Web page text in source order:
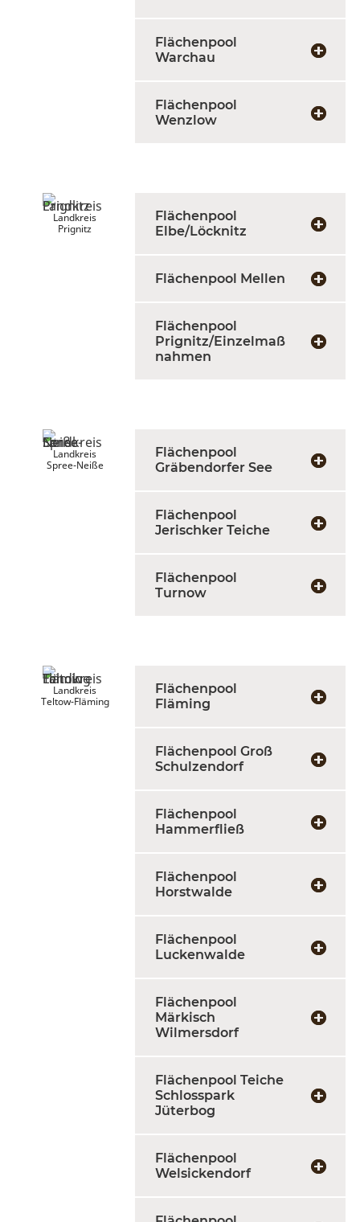
Flächenpool
Warchau
Flächenpool
Wenzlow
Landkreis
Prignitz
Flächenpool
Elbe/Löcknitz
Flächenpool Mellen
Flächenpool
Prignitz/Einzelmaß
nahmen
Landkreis
Spree-Neiße
Flächenpool
Gräbendorfer See
Flächenpool
Jerischker Teiche
Flächenpool
Turnow
Landkreis
Teltow-Fläming
Flächenpool
Fläming
Flächenpool Groß
Schulzendorf
Flächenpool
Hammerfließ
Flächenpool
Horstwalde
Flächenpool
Luckenwalde
Flächenpool
Märkisch
Wilmersdorf
Flächenpool Teiche
Schlosspark
Jüterbog
Flächenpool
Welsickendorf